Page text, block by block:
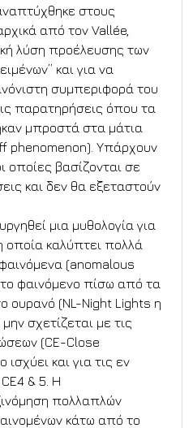
στους
από τον Vallée,
λύση προέλευσης των
και για να
συμπεριφορά του
παρατηρήσεις όπου τα
μπροστά στα μάτια
phenomenon). Υπάρχουν
οποίες βασίζονται σε
και δεν θα εξεταστούν
μια μυθολογία για
οποία καλύπτει πολλά
(anomalous
το φαινόμενο πίσω από τα
ουρανό (NL-Νight Lights η
σχετίζεται με τις
(CE-Close
ισχύει και για τις εν
& 5. Η
πολλαπλών
κάτω από το